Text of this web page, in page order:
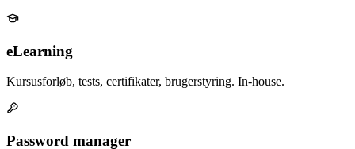
eLearning
Kursusforløb, tests, certifikater, brugerstyring. In-house.
Password manager